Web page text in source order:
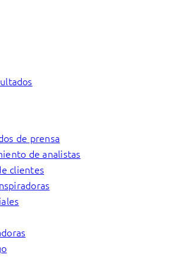
de prensa
de analistas
clientes